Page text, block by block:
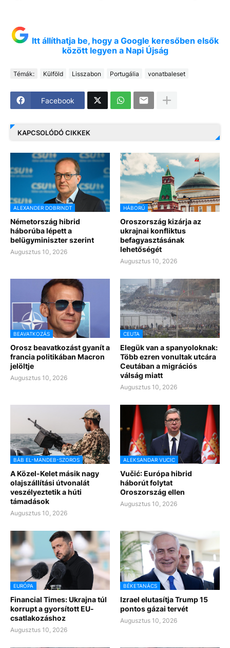
Itt állíthatja be, hogy a Google keresőben elsők
között legyen a Napi Újság
Témák: Külföld Lisszabon Portugália vonatbaleset
Facebook
KAPCSOLÓDÓ CIKKEK
ALEXANDER DOBRINDT
Németország hibrid
háborúba lépett a
belügyminiszter szerint
Augusztus 10, 2026
HÁBORÚ
Oroszország kizárja az
ukrajnai konfliktus
befagyasztásának
lehetőségét
Augusztus 10, 2026
BEAVATKOZÁS
Orosz beavatkozást gyanít a
francia politikában Macron
jelöltje
Augusztus 10, 2026
CEUTA
Elegük van a spanyoloknak:
Több ezren vonultak utcára
Ceutában a migrációs
válság miatt
Augusztus 10, 2026
BÁB EL-MANDEB-SZOROS
A Közel-Kelet másik nagy
olajszállítási útvonalát
veszélyeztetik a húti
támadások
Augusztus 10, 2026
ALEKSANDAR VUCIC
Vučić: Európa hibrid
háborút folytat
Oroszország ellen
Augusztus 10, 2026
EURÓPA
Financial Times: Ukrajna túl
korrupt a gyorsított EU-
csatlakozáshoz
Augusztus 10, 2026
BÉKETANÁCS
Izrael elutasítja Trump 15
pontos gázai tervét
Augusztus 10, 2026